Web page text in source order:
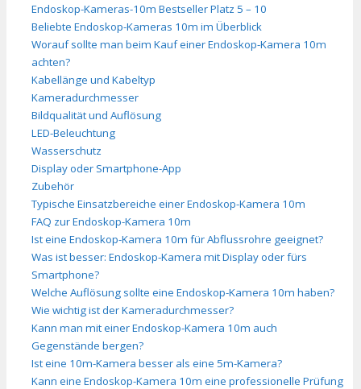
Endoskop-Kameras-10m Bestseller Platz 5 – 10
Beliebte Endoskop-Kameras 10m im Überblick
Worauf sollte man beim Kauf einer Endoskop-Kamera 10m
achten?
Kabellänge und Kabeltyp
Kameradurchmesser
Bildqualität und Auflösung
LED-Beleuchtung
Wasserschutz
Display oder Smartphone-App
Zubehör
Typische Einsatzbereiche einer Endoskop-Kamera 10m
FAQ zur Endoskop-Kamera 10m
Ist eine Endoskop-Kamera 10m für Abflussrohre geeignet?
Was ist besser: Endoskop-Kamera mit Display oder fürs
Smartphone?
Welche Auflösung sollte eine Endoskop-Kamera 10m haben?
Wie wichtig ist der Kameradurchmesser?
Kann man mit einer Endoskop-Kamera 10m auch
Gegenstände bergen?
Ist eine 10m-Kamera besser als eine 5m-Kamera?
Kann eine Endoskop-Kamera 10m eine professionelle Prüfung